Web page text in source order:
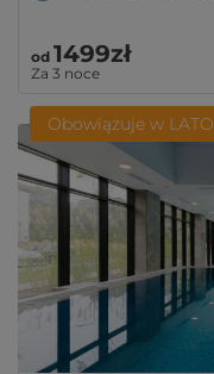
od 1499zł
Za 3 noce
Obowiązuje w LATO